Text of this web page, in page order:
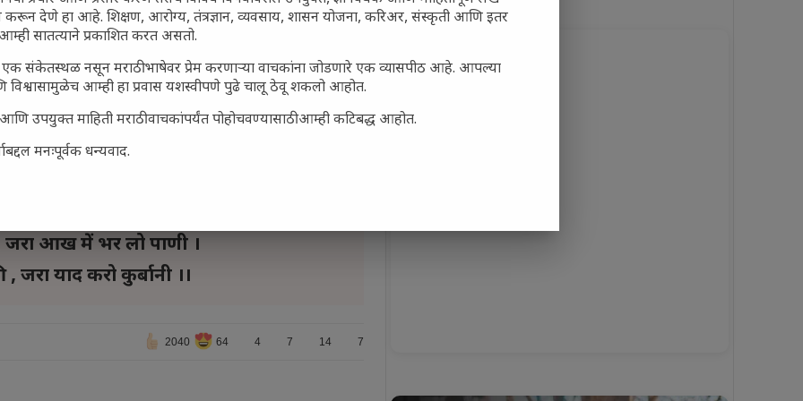
चांगले निश्चय करून देश हिताचे काम करायची
साक्षीने हि शपथ घ्यायची असते.
हे राष्ट्र गीत म्हणून नंतर सर्वांनी ‘सावधान’
म्हणायचे असते. देशा साठी प्राण पणाला
गीत म्हणजे —– स्वर साम्राज्ञी लतादीदी च्या
आपल्या भावनांना पाझर फुटते .. त्यांना
आख में भर लो पाणी ।
याद करो कुर्बानी ।।
2040 64 4 7 14 7
करून देणे हा आहे. शिक्षण, आरोग्य, तंत्रज्ञान, व्यवसाय, शासन योजना, करिअर, संस्कृती आणि इतर
सातत्याने प्रकाशित करत असतो.
संकेतस्थळ नसून मराठी भाषेवर प्रेम करणाऱ्या वाचकांना जोडणारे एक व्यासपीठ आहे. आपल्या
आम्ही हा प्रवास यशस्वीपणे पुढे चालू ठेवू शकलो आहोत.
आणि उपयुक्त माहिती मराठी वाचकांपर्यंत पोहोचवण्यासाठी आम्ही कटिबद्ध आहोत.
मनःपूर्वक धन्यवाद.